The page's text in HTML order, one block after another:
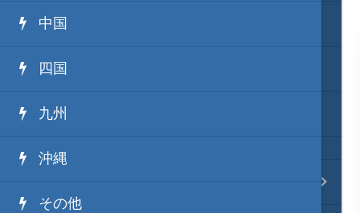
中国
四国
九州
沖縄
その他
戦国ニュース
寺社・城・庭園ニュース
信長の野望ニュース